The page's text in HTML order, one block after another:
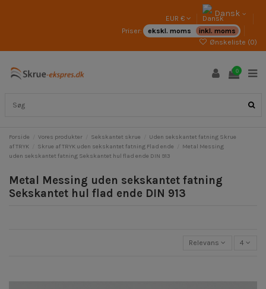
EUR € Dansk
Priser: ekskl. moms
inkl. moms
Ønskeliste (0)
0
Forside Vores produkter Sekskantet skrue
Uden sekskantet fatning Skrue
af TRYK
Skrue af TRYK uden sekskantet fatning Flad ende
Metal Messing
uden sekskantet fatning Sekskantet hul flad ende DIN 913
Metal Messing uden sekskantet fatning
Sekskantet hul flad ende DIN 913
Relevans 4